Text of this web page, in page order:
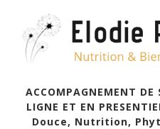
ACCOMPAGNEMENT DE
LIGNE ET EN
Douce, Nutrition,